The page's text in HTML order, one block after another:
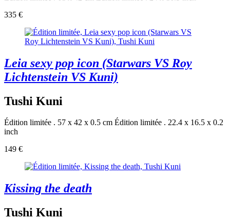
335 €
Leia sexy pop icon (Starwars VS Roy
Lichtenstein VS Kuni)
Tushi Kuni
Édition limitée . 57 x 42 x 0.5 cm Édition limitée . 22.4 x 16.5 x 0.2
inch
149 €
Kissing the death
Tushi Kuni